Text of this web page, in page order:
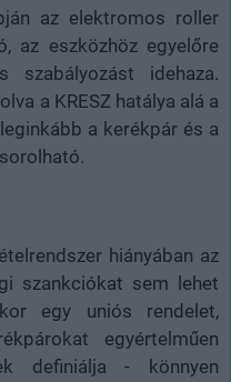
az elektromos roller
az eszközhöz egyelőre
szabályozást idehaza.
a KRESZ hatálya alá a
a kerékpár és a
hiányában az
szankciókat sem lehet
egy uniós rendelet,
egyértelműen
definiálja - könnyen